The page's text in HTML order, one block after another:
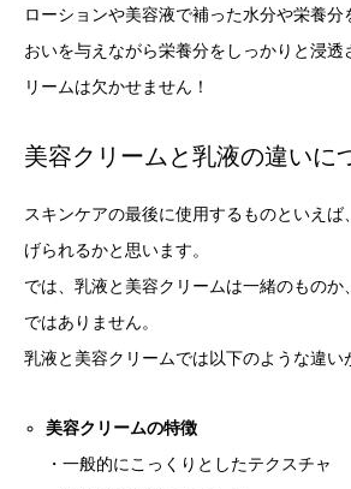
ローションや美容液で補った水分や栄養分
おいを与えながら栄養分をしっかりと浸透
リームは欠かせません！
美容クリームと乳液の違いに
スキンケアの最後に使用するものといえば
げられるかと思います。
では、乳液と美容クリームは一緒のものか
ではありません。
乳液と美容クリームでは以下のような違い
美容クリームの特徴
・一般的にこっくりとしたテクスチャ